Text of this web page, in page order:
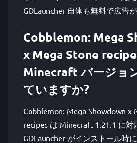
GDLauncher 自体も無料で広告が
Cobblemon: Mega
x Mega Stone
Minecraft バージョ
ていますか?
Cobblemon: Mega Showdown x
recipes は Minecraft 1.21.1 に対
GDLauncher がインストール時